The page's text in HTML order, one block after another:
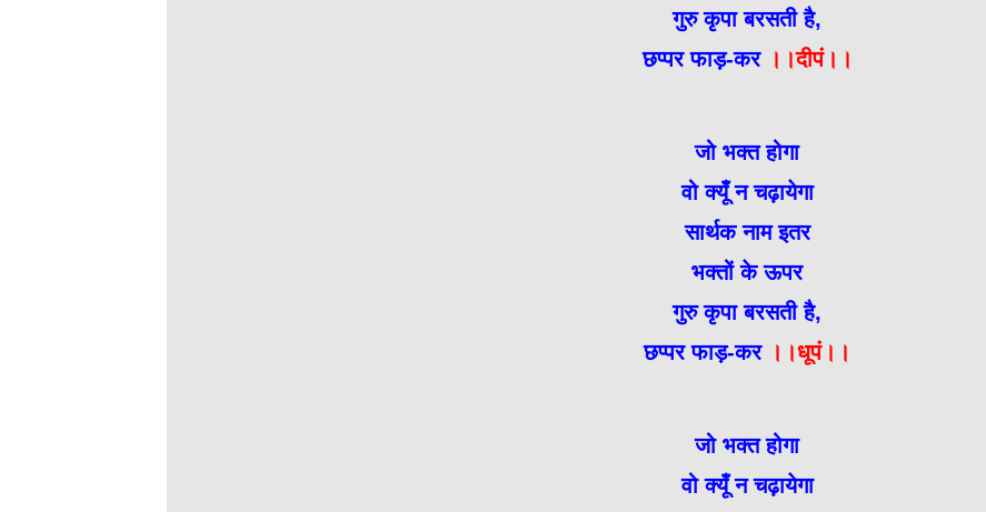
गुरु कृपा बरसती है,
छप्पर फाड़-कर ।।दीपं।।
जो भक्त होगा
वो क्यूँ न चढ़ायेगा
सार्थक नाम इतर
भक्तों के ऊपर
गुरु कृपा बरसती है,
छप्पर फाड़-कर ।।धूपं।।
जो भक्त होगा
वो क्यूँ न चढ़ायेगा